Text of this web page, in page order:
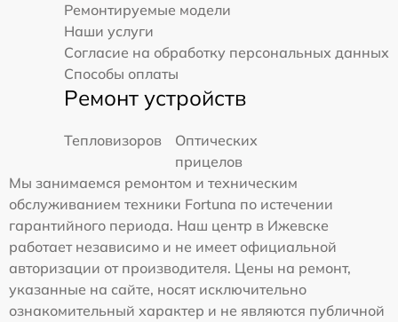
Ремонтируемые модели
Наши услуги
Согласие на обработку персональных данных
Способы оплаты
Ремонт устройств
Тепловизоров
Оптических
прицелов
Мы занимаемся ремонтом и техническим
обслуживанием техники Fortuna по истечении
гарантийного периода. Наш центр в Ижевске
работает независимо и не имеет официальной
авторизации от производителя. Цены на ремонт,
указанные на сайте, носят исключительно
ознакомительный характер и не являются публичной